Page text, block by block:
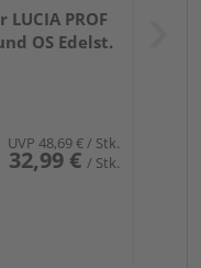
PROF
OS Edelst.
UVP 48,69 €/ Stk.
32,99 € / Stk.